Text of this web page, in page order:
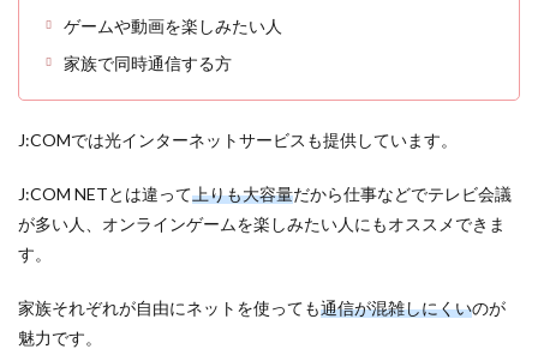
ゲームや動画を楽しみたい人
家族で同時通信する方
J:COMでは光インターネットサービスも提供しています。
J:COM NETとは違って上りも大容量だから仕事などでテレビ会議
が多い人、オンラインゲームを楽しみたい人にもオススメできま
す。
家族それぞれが自由にネットを使っても通信が混雑しにくいのが
魅力です。